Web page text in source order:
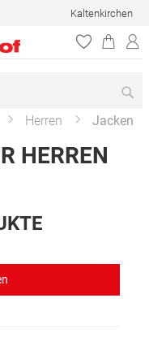
Kaltenkirchen
Herren Jacken
HERREN